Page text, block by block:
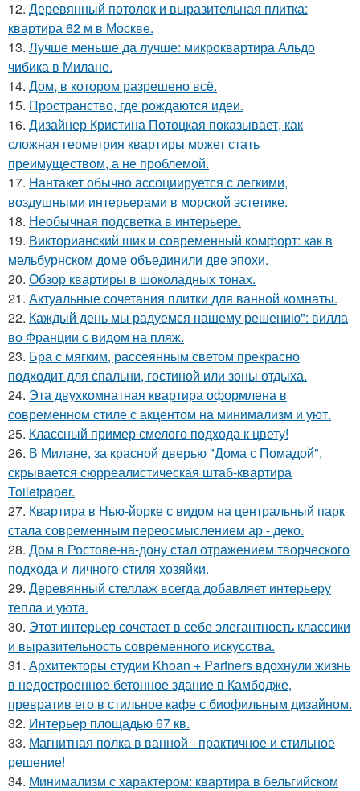
12. Деревянный потолок и выразительная плитка:
квартира 62 м в Москве.
13. Лучше меньше да лучше: микроквартира Альдо
чибика в Милане.
14. Дом, в котором разрешено всё.
15. Пространство, где рождаются идеи.
16. Дизайнер Кристина Потоцкая показывает, как
сложная геометрия квартиры может стать
преимуществом, а не проблемой.
17. Нантакет обычно ассоциируется с легкими,
воздушными интерьерами в морской эстетике.
18. Необычная подсветка в интерьере.
19. Викторианский шик и современный комфорт: как в
мельбурнском доме объединили две эпохи.
20. Обзор квартиры в шоколадных тонах.
21. Актуальные сочетания плитки для ванной комнаты.
22. Каждый день мы радуемся нашему решению": вилла
во Франции с видом на пляж.
23. Бра с мягким, рассеянным светом прекрасно
подходит для спальни, гостиной или зоны отдыха.
24. Эта двухкомнатная квартира оформлена в
современном стиле с акцентом на минимализм и уют.
25. Классный пример смелого подхода к цвету!
26. В Милане, за красной дверью "Дома с Помадой",
скрывается сюрреалистическая штаб-квартира
Toiletpaper.
27. Квартира в Нью-йорке с видом на центральный парк
стала современным переосмыслением ар - деко.
28. Дом в Ростове-на-дону стал отражением творческого
подхода и личного стиля хозяйки.
29. Деревянный стеллаж всегда добавляет интерьеру
тепла и уюта.
30. Этот интерьер сочетает в себе элегантность классики
и выразительность современного искусства.
31. Архитекторы студии Khoan + Partners вдохнули жизнь
в недостроенное бетонное здание в Камбодже,
превратив его в стильное кафе с биофильным дизайном.
32. Интерьер площадью 67 кв.
33. Магнитная полка в ванной - практичное и стильное
решение!
34. Минимализм с характером: квартира в бельгийском